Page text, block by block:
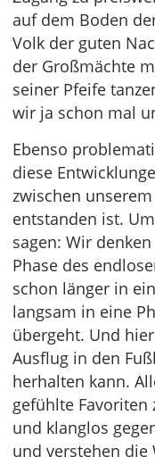
auf dem Boden
Volk der guten
der Großmächte
seiner Pfeife
wir ja schon mal
Ebenso
diese
zwischen
entstanden ist.
sagen: Wir
Phase des
schon länger in
langsam in eine
übergeht. Und
Ausflug in den
herhalten kann.
gefühlte Favoriten
und klanglos
und verstehen